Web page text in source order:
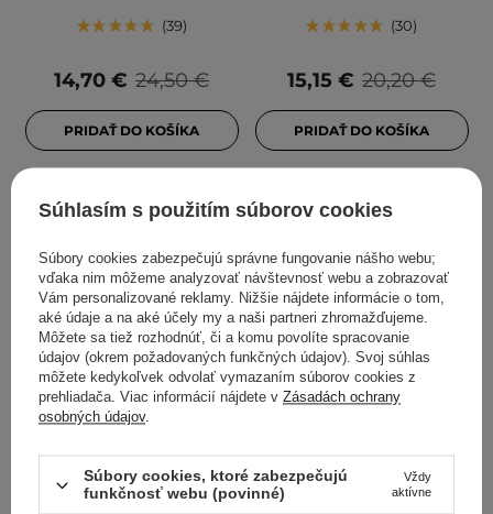
39
24,50 €
14,70 €
PRIDAŤ DO KOŠÍKA
30
20,20 €
15,15 €
PRIDAŤ DO KOŠÍKA
ODPORÚČANÉ KOZMETOLÓGMI
SkinTra - Salicylove -
salicylovou na tvár a telo -
250ml
ODPORÚČANÉ KOZMETOLÓGMI
10 % kyselinou mandľovou
a kyselinou hyalurónovou
Súhlasím s použitím súborov cookies
Súbory cookies zabezpečujú správne fungovanie nášho webu;
vďaka nim môžeme analyzovať návštevnosť webu a zobrazovať
Vám personalizované reklamy. Nižšie nájdete informácie o tom,
aké údaje a na aké účely my a naši partneri zhromažďujeme.
Môžete sa tiež rozhodnúť, či a komu povolíte spracovanie
údajov (okrem požadovaných funkčných údajov). Svoj súhlas
môžete kedykoľvek odvolať vymazaním súborov cookies z
prehliadača. Viac informácií nájdete v Zásadách ochrany
osobných údajov.
Súbory cookies, ktoré zabezpečujú
funkčnosť webu (povinné)
Vždy
aktívne